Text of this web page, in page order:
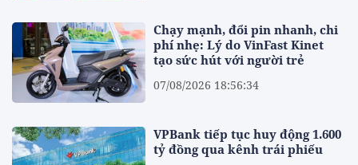
Chạy mạnh, đổi pin nhanh, chi
phí nhẹ: Lý do VinFast Kinet
tạo sức hút với người trẻ
07/08/2026 18:56:34
VPBank tiếp tục huy động 1.600
tỷ đồng qua kênh trái phiếu